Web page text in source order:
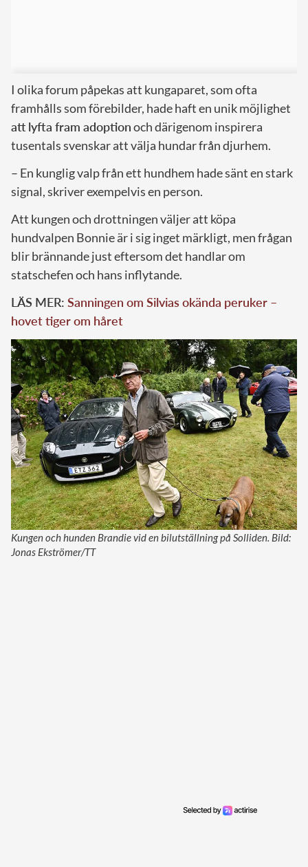
I olika forum påpekas att kungaparet, som ofta
framhålls som förebilder, hade haft en unik möjlighet
att lyfta fram adoptionoch därigenom inspirera
tusentals svenskar att välja hundar från djurhem.
– En kunglig valp från ett hundhem hade sänt en stark
signal, skriver exempelvis en person.
Att kungen och drottningen väljer att köpa
hundvalpen Bonnie är i sig inget märkligt, men frågan
blir brännande just eftersom det handlar om
statschefen och hans inflytande.
LÄS MER: Sanningen om Silvias okända peruker –
hovet tiger om håret
Kungen och hunden Brandie vid en bilutställning på Solliden. Bild:
Jonas Ekströmer/TT